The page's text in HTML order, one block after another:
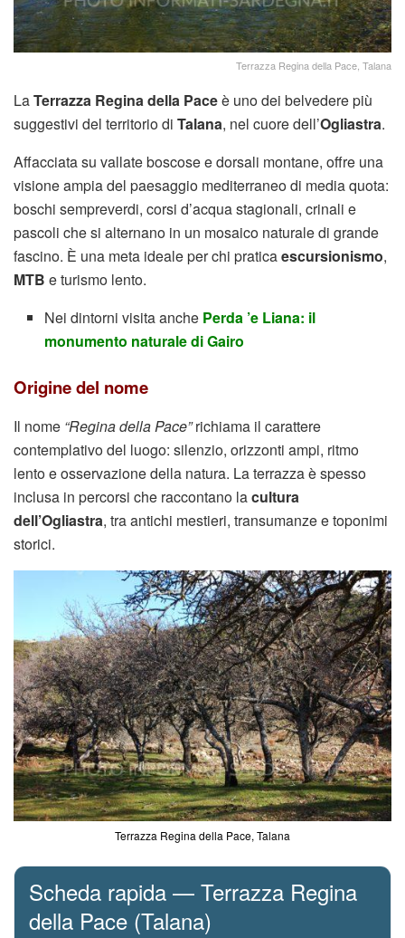
Terrazza Regina della Pace, Talana
LaTerrazza Regina della Paceè uno dei belvedere più
suggestivi del territorio di Talana, nel cuore dell’Ogliastra.
Affacciata su vallate boscose e dorsali montane, offre una
visione ampia del paesaggio mediterraneo di media quota:
boschi sempreverdi, corsi d’acqua stagionali, crinali e
pascoli che si alternano in un mosaico naturale di grande
fascino. È una meta ideale per chi praticaescursionismo,
MTB e turismo lento.
Nei dintorni visita anche Perda ’e Liana: il
monumento naturale di Gairo
Origine del nome
Il nome “Regina della Pace”richiama il carattere
contemplativo del luogo: silenzio, orizzonti ampi, ritmo
lento e osservazione della natura. La terrazza è spesso
inclusa in percorsi che raccontano lacultura
dell’Ogliastra, tra antichi mestieri, transumanze e toponimi
storici.
Terrazza Regina della Pace, Talana
Scheda rapida — Terrazza Regina
della Pace (Talana)